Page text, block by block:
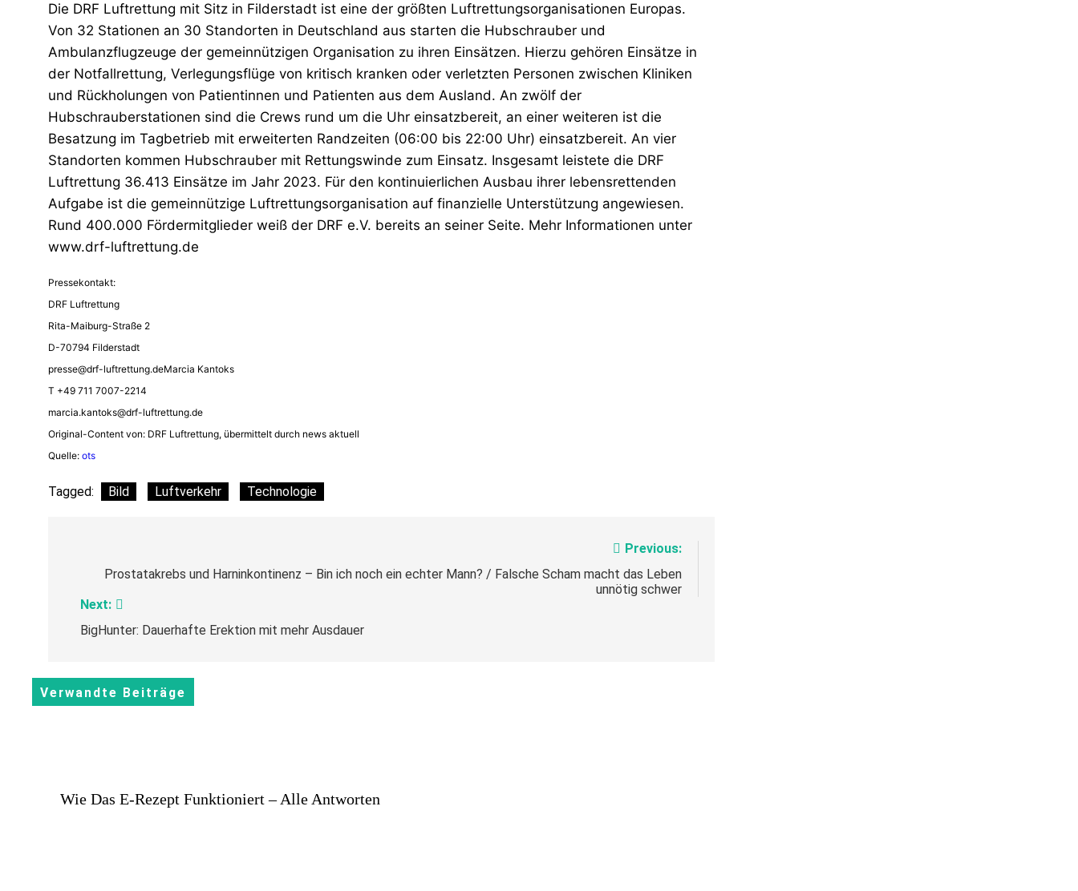
Die DRF Luftrettung mit Sitz in Filderstadt ist eine der größten Luftrettungsorganisationen Europas.
Von 32 Stationen an 30 Standorten in Deutschland aus starten die Hubschrauber und
Ambulanzflugzeuge der gemeinnützigen Organisation zu ihren Einsätzen. Hierzu gehören Einsätze in
der Notfallrettung, Verlegungsflüge von kritisch kranken oder verletzten Personen zwischen Kliniken
und Rückholungen von Patientinnen und Patienten aus dem Ausland. An zwölf der
Hubschrauberstationen sind die Crews rund um die Uhr einsatzbereit, an einer weiteren ist die
Besatzung im Tagbetrieb mit erweiterten Randzeiten (06:00 bis 22:00 Uhr) einsatzbereit. An vier
Standorten kommen Hubschrauber mit Rettungswinde zum Einsatz. Insgesamt leistete die DRF
Luftrettung 36.413 Einsätze im Jahr 2023. Für den kontinuierlichen Ausbau ihrer lebensrettenden
Aufgabe ist die gemeinnützige Luftrettungsorganisation auf finanzielle Unterstützung angewiesen.
Rund 400.000 Fördermitglieder weiß der DRF e.V. bereits an seiner Seite. Mehr Informationen unter
www.drf-luftrettung.de
Pressekontakt:
DRF Luftrettung
Rita-Maiburg-Straße 2
D-70794 Filderstadt
presse@drf-luftrettung.deMarcia Kantoks
T +49 711 7007-2214
marcia.kantoks@drf-luftrettung.de
Original-Content von: DRF Luftrettung, übermittelt durch news aktuell
Quelle: ots
Tagged: Bild Luftverkehr Technologie
Previous:
Prostatakrebs und Harninkontinenz – Bin ich noch ein echter Mann? / Falsche Scham macht das Leben
unnötig schwer
Next:
BigHunter: Dauerhafte Erektion mit mehr Ausdauer
Verwandte Beiträge
Wie Das E-Rezept Funktioniert – Alle Antworten